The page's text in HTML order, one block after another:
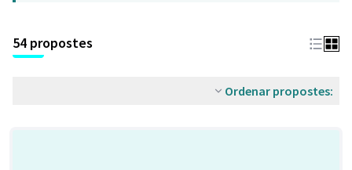
54 propostes
Ordenar propostes: